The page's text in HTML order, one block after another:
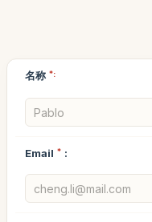
名称 *:
Email * :